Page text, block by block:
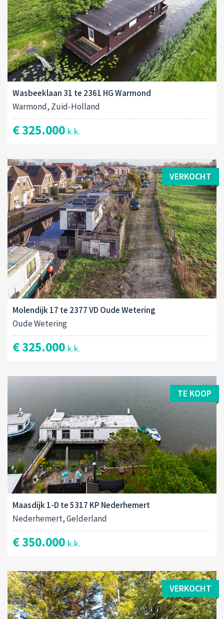
Wasbeeklaan 31 te 2361 HG Warmond
Warmond, Zuid-Holland
€ 325.000 k.k.
VERKOCHT
Molendijk 17 te 2377 VD Oude Wetering
Oude Wetering
€ 325.000 k.k.
TE KOOP
Maasdijk 1-D te 5317 KP Nederhemert
Nederhemert, Gelderland
€ 350.000 k.k.
VERKOCHT